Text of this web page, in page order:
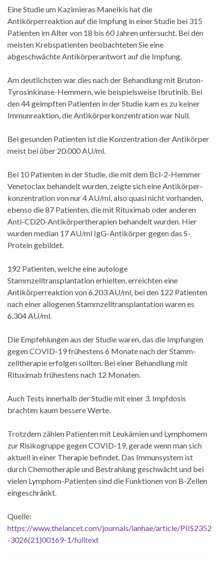
Eine Studie um Kazimieras Maneikis hat die
Antikörperreaktion auf die Impfung in einer Studie bei 315
Patienten im Alter von 18 bis 60 Jahren untersucht. Bei den
meisten Krebspatienten beobachteten Sie eine
abgeschwächte Antikörperantwort auf die Impfung.
Am deutlichsten war dies nach der Behandlung mit Bruton-
Tyrosinkinase-Hemmern, wie beispielsweise Ibrutinib. Bei
den 44 geimpften Patienten in der Studie kam es zu keiner
Immunreaktion, die Anti­kör­per­konzentration war Null.
Bei gesunden Patienten ist die Konzentration der Antikörper
meist bei über 20.000 AU/ml.
Bei 10 Patienten in der Studie, die mit dem Bcl-2-Hemmer
Venetoclax behandelt wurden, zeigte sich eine Antikör­per­­
konzentration von nur 4 AU/ml, also quasi nicht vorhanden,
ebenso die 87 Patienten, die mit Rituximab oder anderen
Anti-CD20-Antikörpertherapien behandelt wurden. Hier
wurden median 17 AU/ml IgG-Antikörper gegen das S-
Protein gebildet.
192 Patienten, welche eine autologe
Stammzelltransplantation erhielten, erreichten eine
Antikörperreaktion von 6.203 AU/ml, bei den 122 Patienten
nach einer allogenen Stammzelltransplantation waren es
6.304 AU/ml.
Die Empfehlungen aus der Studie waren, das die Impfungen
gegen COVID-19 frühestens 6 Monate nach der Stamm­
zelltherapie erfolgen sollten. Bei einer Behandlung mit
Rituximab frühestens nach 12 Monaten.
Auch Tests innerhalb der Studie mit einer 3. Impfdosis
brachten kaum bessere Werte.
Trotzdem zählen Patienten mit Leukämien und Lymphomem
zur Risikogruppe gegen COVID-19, gerade wenn man sich
aktuell in einer Therapie befindet. Das Immunsystem ist
durch Chemotherapie und Bestrahlung geschwächt und bei
vielen Lymphom-Patienten sind die Funktionen von B-Zellen
eingeschränkt.
Quelle:
https://www.thelancet.com/journals/lanhae/article/PIIS2352
-3026(21)00169-1/fulltext